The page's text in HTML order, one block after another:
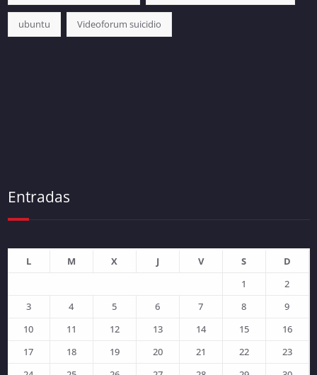
ubuntu Videoforum suicidio
Entradas
L M X J V S
D
1
2
3
4 5 6 7 8
9
10
11 12 13 14 15
16
17
18 19 20 21 22
23